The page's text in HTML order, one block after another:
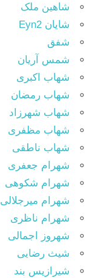
شاهین ملک
شایان Eyn2
شفق
شمس آریان
شهاب اکبری
شهاب رمضان
شهاب شهرزاد
شهاب مظفری
شهاب ناطقی
شهرام جعفری
شهرام شکوهی
شهرام میرجلالی
شهرام ناظری
شهروز اجمالی
شیث رضایی
شیرازیس بند